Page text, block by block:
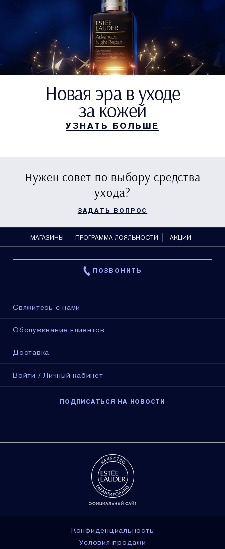
Новая эра в уходе
за кожей
УЗНАТЬ БОЛЬШЕ
Нужен совет по выбору средства
ухода?
ЗАДАТЬ ВОПРОС
МАГАЗИНЫ ПРОГРАММА ЛОЯЛЬНОСТИ АКЦИИ
ПОЗВОНИТЬ
Свяжитесь с нами
Обслуживание клиентов
Доставка
Войти / Личный кабинет
ПОДПИСАТЬСЯ НА НОВОСТИ
Конфиденциальность
Условия продажи